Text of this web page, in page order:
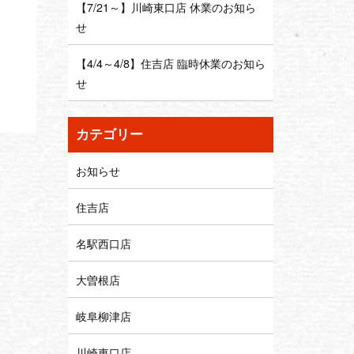
【7/21～】川崎東口店 休業のお知ら
せ
【4/4～4/8】住吉店 臨時休業のお知ら
せ
カテゴリー
お知らせ
住吉店
名駅西口店
大曽根店
岐阜柳津店